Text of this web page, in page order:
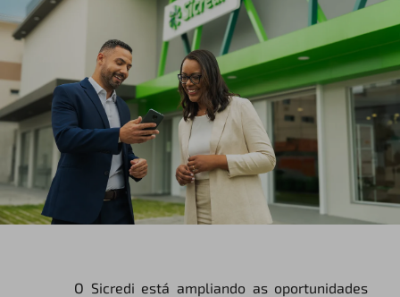
O Sicredi está ampliando as oportunidades